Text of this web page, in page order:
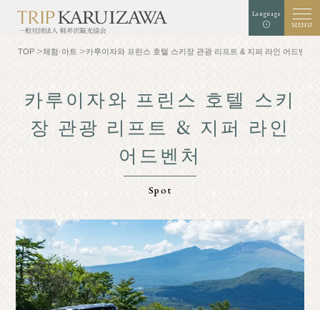
Language
MENU
배경색 흰색
색
청색 글자 크기 확대 표준
가루이자와를 알다
자연
리조트
체험・예술
Shop
모델 코스
TOP 체험·아트 카루이자와 프린스 호텔 스키장 관광 리프트 & 지퍼 라인 어드벤처
카루이자와 프린스 호텔 스키
장 관광 리프트 & 지퍼 라인
어드벤처
Spot